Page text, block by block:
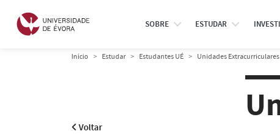
SOBRE ESTUDAR
Início Estudar Estudantes UÉ Unidades Extracurriculares
Voltar